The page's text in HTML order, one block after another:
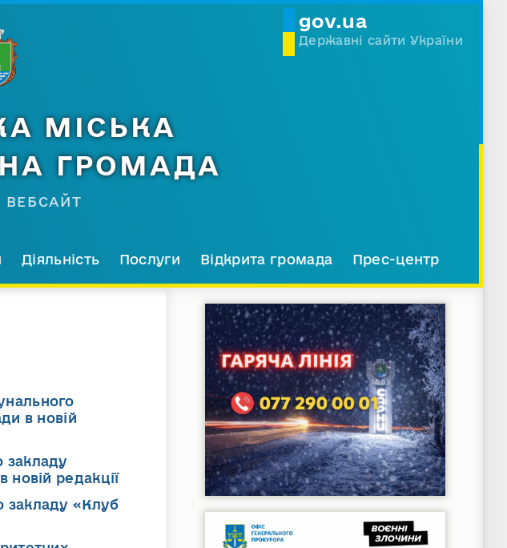
gov.ua
Державні сайти України
МІСЬКА
ГРОМАДА
ВЕБСАЙТ
Діяльність Послуги Відкрита громада Прес-центр
в новій
закладу
новій редакції
закладу «Клуб